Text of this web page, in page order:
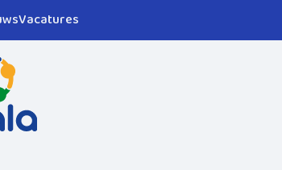
Vacatures